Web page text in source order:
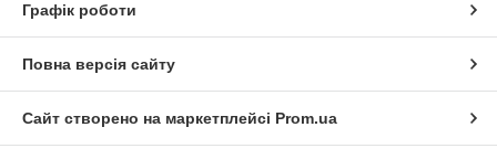
Графік роботи
Повна версія сайту
Сайт створено на маркетплейсі Prom.ua